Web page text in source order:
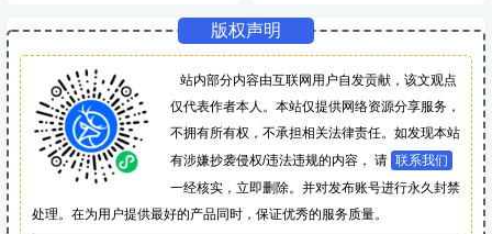
版权声明
站内部分内容由互联网用户自发贡献，该文观点
仅代表作者本人。本站仅提供网络资源分享服务，
不拥有所有权，不承担相关法律责任。如发现本站
有涉嫌抄袭侵权/违法违规的内容， 请 联系我们
一经核实，立即删除。并对发布账号进行永久封禁
处理。在为用户提供最好的产品同时，保证优秀的服务质量。